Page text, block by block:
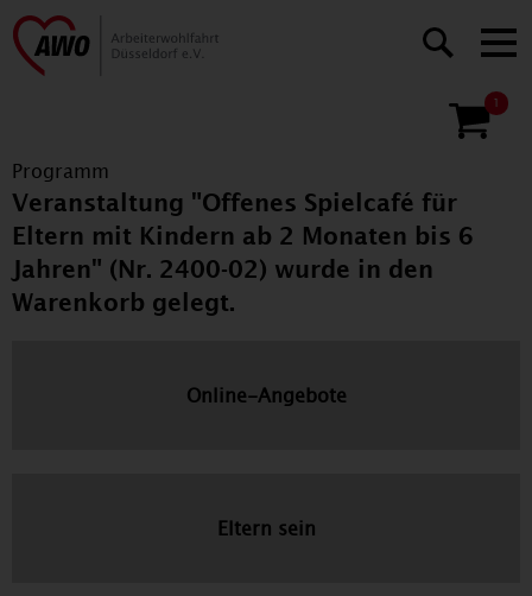
1
Programm
Veranstaltung "Offenes Spielcafé für
Eltern mit Kindern ab 2 Monaten bis 6
Jahren" (Nr. 2400-02) wurde in den
Warenkorb gelegt.
Online-Angebote
Eltern sein